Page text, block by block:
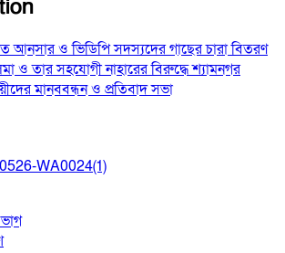
আনসার ও ভিডিপি সদস্যদের গাছের চারা বিতরণ
ও তার সহযোগী নাহারের বিরুদ্ধে শ্যামনগর
মানববন্ধন ও প্রতিবাদ সভা